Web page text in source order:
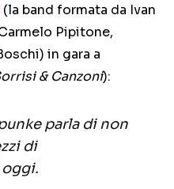
(la band formata da Ivan
Pipitone,
in gara a
& Canzoni):
parla di non
di